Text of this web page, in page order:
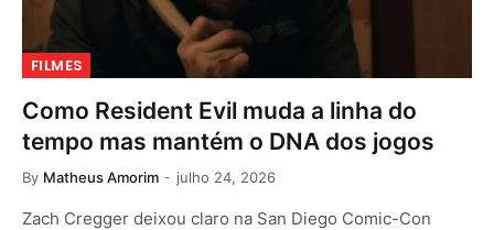
FILMES
Como Resident Evil muda a linha do
tempo mas mantém o DNA dos jogos
By Matheus Amorim julho 24, 2026
Zach Cregger deixou claro na San Diego Comic-Con